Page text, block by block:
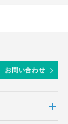
お問い合わせ